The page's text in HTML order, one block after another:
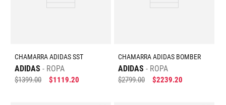
CHAMARRA ADIDAS SST
ADIDAS ROPA
$1399.00 $1119.20
CHAMARRA ADIDAS BOMBER
ADIDAS ROPA
$2799.00 $2239.20